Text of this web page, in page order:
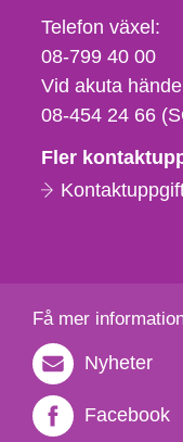
Telefon,
fax
och
e-
Telefon växel:
08-799 40 00
Vid akuta
08-454 24 66
Fler
Få mer
Nyheter
Facebook